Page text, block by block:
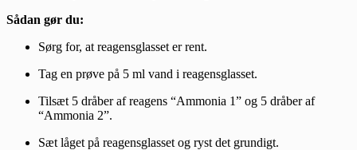
Sådan gør du:
Sørg for, at reagensglasset er rent.
Tag en prøve på 5 ml vand i reagensglasset.
Tilsæt 5 dråber af reagens “Ammonia 1” og 5 dråber af
“Ammonia 2”.
Sæt låget på reagensglasset og ryst det grundigt.